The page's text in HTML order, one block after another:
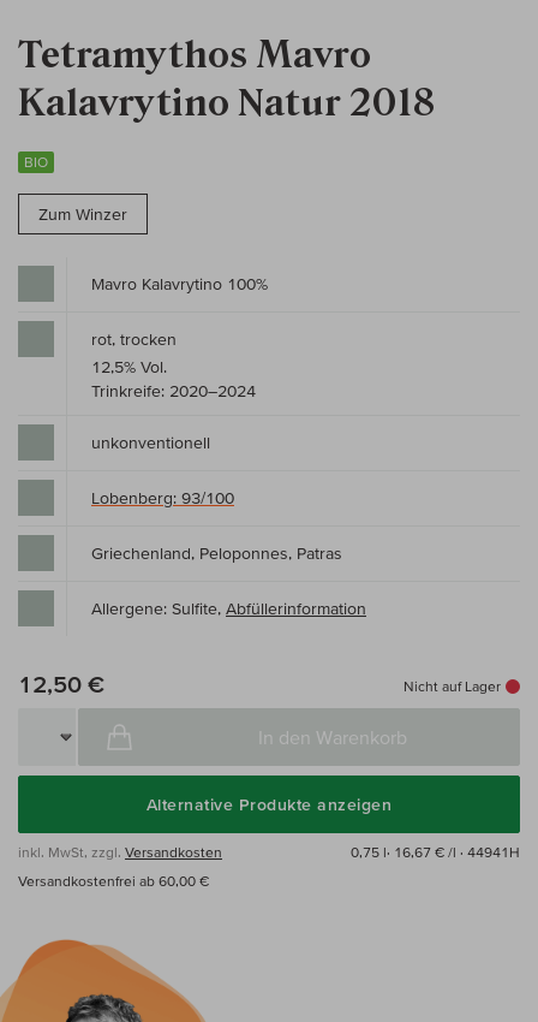
Tetramythos Mavro
Kalavrytino Natur 2018
BIO
Zum Winzer
Mavro Kalavrytino 100%
rot, trocken
12,5% Vol.
Trinkreife: 2020–2024
unkonventionell
Lobenberg: 93/100
Griechenland, Peloponnes, Patras
Allergene: Sulfite, Abfüllerinformation
12,50 € Nicht auf Lager
In den Warenkorb
Alternative Produkte anzeigen
inkl. MwSt, zzgl. Versandkosten 0,75 l· 16,67 € /l · 44941H
Versandkostenfrei ab 60,00 €